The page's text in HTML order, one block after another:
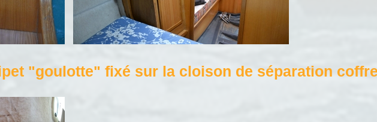
"goulotte" fixé sur la cloison de séparation